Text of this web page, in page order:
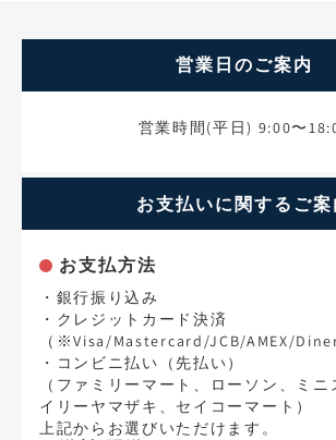
営業日のご案内
営業時間(平日) 9:00〜
お支払いに関するご案
お支払方法
・銀行振り込み
・クレジットカード決済
（※Visa/Mastercard/JCB/AMEX/
・コンビニ払い（先払い）
（ファミリーマート、ローソン、ミ
イリーヤマザキ、セイコーマート）
上記からお選びいただけます。